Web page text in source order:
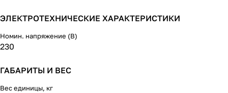
ЭЛЕКТРОТЕХНИЧЕСКИЕ ХАРАКТЕРИСТИКИ
Номин. напряжение (В)
230
ГАБАРИТЫ И ВЕС
Вес единицы, кг